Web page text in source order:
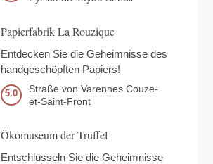
Papierfabrik La Rouzique
Entdecken Sie die Geheimnisse des
handgeschöpften Papiers!
5.0 Straße von Varennes Couze-
et-Saint-Front
Ökomuseum der Trüffel
Entschlüsseln Sie die Geheimnisse